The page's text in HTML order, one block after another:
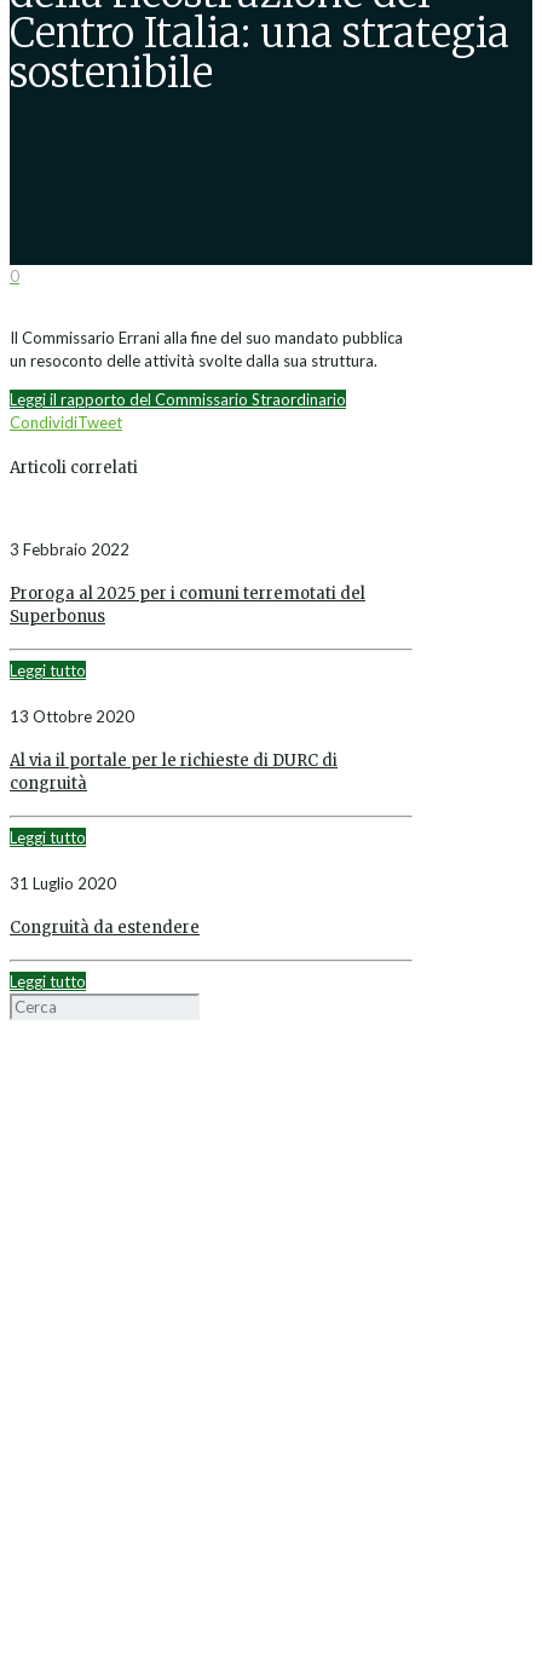
Centro Italia: una strategia
sostenibile
0
Il Commissario Errani alla fine del suo mandato pubblica
un resoconto delle attività svolte dalla sua struttura.
Leggi il rapporto del Commissario Straordinario
CondividiTweet
Articoli correlati
3 Febbraio 2022
Proroga al 2025 per i comuni terremotati del
Superbonus
Leggi tutto
13 Ottobre 2020
Al via il portale per le richieste di DURC di
congruità
Leggi tutto
31 Luglio 2020
Congruità da estendere
Leggi tutto